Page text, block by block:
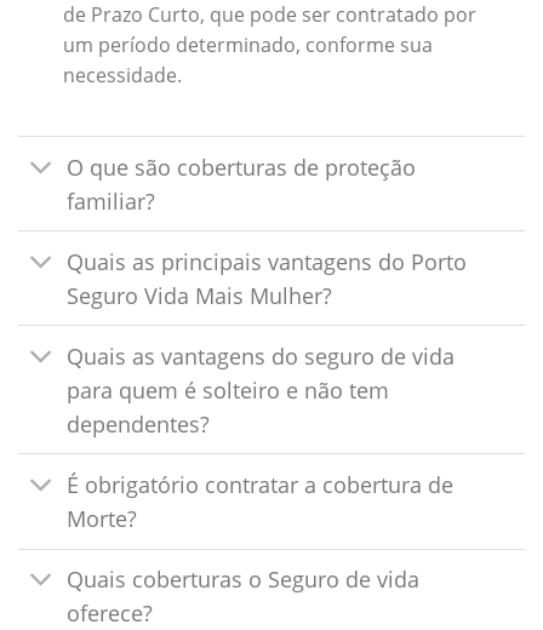
de Prazo Curto, que pode ser contratado por
um período determinado, conforme sua
necessidade.
O que são coberturas de proteção
familiar?
Quais as principais vantagens do Porto
Seguro Vida Mais Mulher?
Quais as vantagens do seguro de vida
para quem é solteiro e não tem
dependentes?
É obrigatório contratar a cobertura de
Morte?
Quais coberturas o Seguro de vida
oferece?